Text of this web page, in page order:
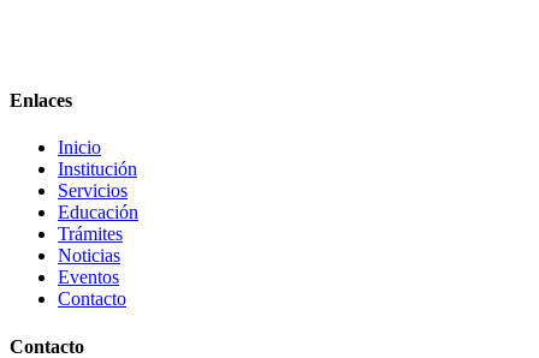
Enlaces
Inicio
Institución
Servicios
Educación
Trámites
Noticias
Eventos
Contacto
Contacto